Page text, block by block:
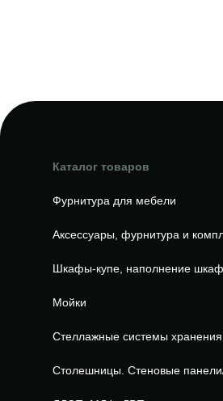
Каталог товаров
Фурнитура для мебели
Аксессуары, фурнитура и
Шкафы-купе, наполнение
Мойки
Стеллажные системы
Столешницы. Стеновые